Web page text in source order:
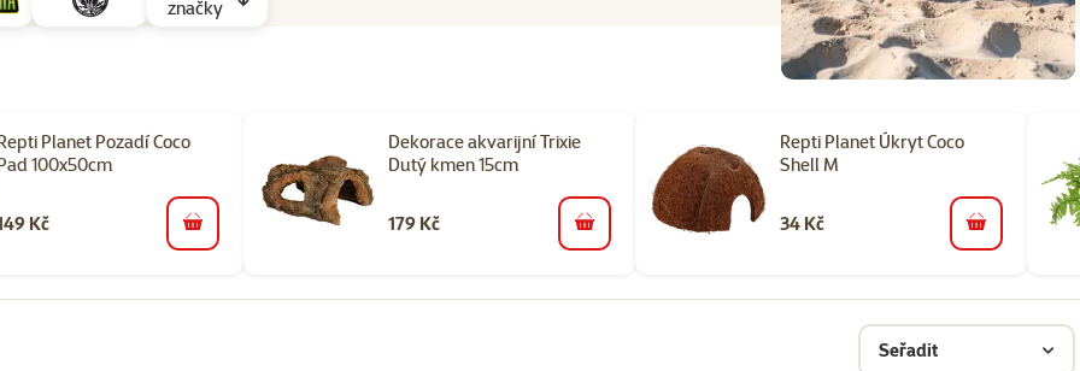
značky
Planet Pozadí Coco
100x50cm
Kč do košíku
Dekorace akvarijní Trixie
Dutý kmen 15cm
179 Kč do košíku
Repti Planet Úkryt Coco
Shell M
34 Kč do košíku
Seřadit